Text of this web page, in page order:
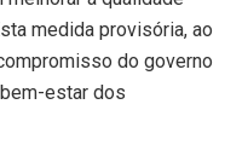
medida provisória, ao
do governo
estar dos